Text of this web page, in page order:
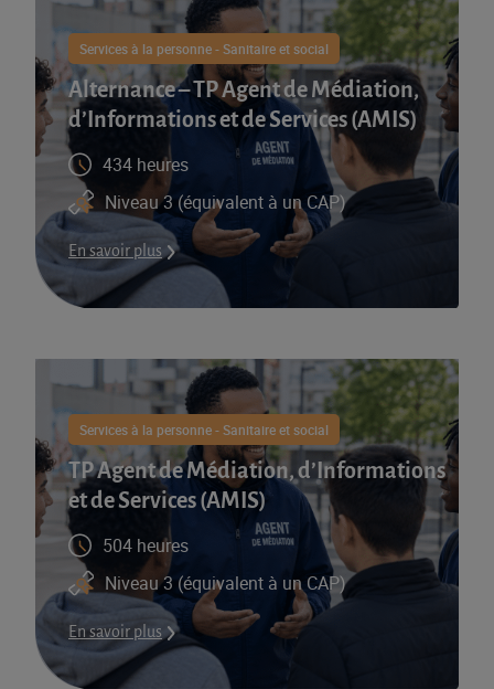
Services à la personne - Sanitaire et social
Alternance – TP Agent de Médiation,
d’Informations et de Services (AMIS)​
434 heures
Niveau 3 (équivalent à un CAP)
En savoir plus
Services à la personne - Sanitaire et social
TP Agent de Médiation, d’Informations
et de Services (AMIS)​
504 heures
Niveau 3 (équivalent à un CAP)
En savoir plus